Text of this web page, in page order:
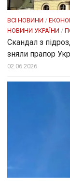
ВСІ НОВИНИ /
НОВИНИ УКРАЇНИ /
Скандал з
зняли прапор
02.06.2026